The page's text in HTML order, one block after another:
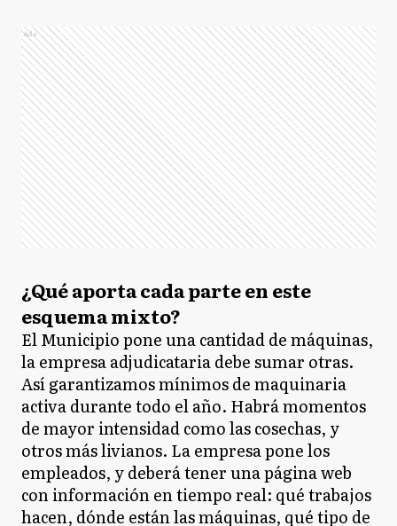
Ads
¿Qué aporta cada parte en este
esquema mixto?
El Municipio pone una cantidad de máquinas,
la empresa adjudicataria debe sumar otras.
Así garantizamos mínimos de maquinaria
activa durante todo el año. Habrá momentos
de mayor intensidad como las cosechas, y
otros más livianos. La empresa pone los
empleados, y deberá tener una página web
con información en tiempo real: qué trabajos
hacen, dónde están las máquinas, qué tipo de